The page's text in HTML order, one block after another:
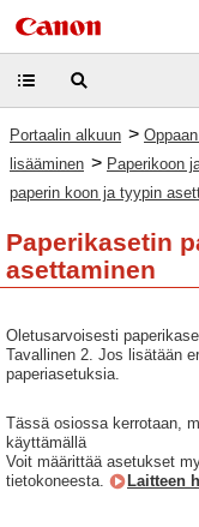
Portaalin alkuun >
lisääminen > Paperikoon
paperin koon ja tyypin
Paperikasetin
asettaminen
Oletusarvoisesti
Tavallinen 2. Jos lisätään
paperiasetuksia.
Tässä osiossa kerrotaan,
käyttämällä
Voit määrittää asetukset
tietokoneesta.
Laitteen